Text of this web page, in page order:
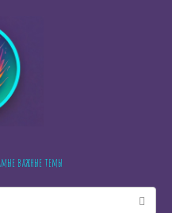
важные темы